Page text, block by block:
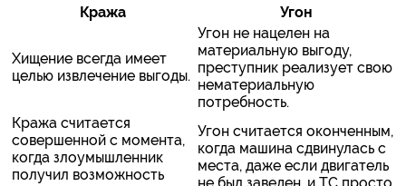
Кража Угон
Хищение всегда имеет
целью извлечение выгоды.
Угон не нацелен на
материальную выгоду,
преступник реализует свою
нематериальную
потребность.
Кража считается
совершенной с момента,
когда злоумышленник
получил возможность
Угон считается оконченным,
когда машина сдвинулась с
места, даже если двигатель